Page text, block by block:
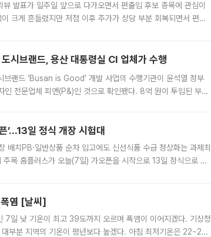
발표가 일주일 앞으로 다가오면서 편출입 후보 종목에 관심이
크게 흔들렸지만 저점 이후 주가가 상당 부분 회복되면서 편입
브랜드, 용산 대통령실 CI 업체가 수행
브랜드 ‘Busan is Good’ 개발 사업의 수행기관이 윤석열 정부
인 전문업체 피앤(P&)인 것으로 확인됐다. 8억 원이 투입된 부산
일 정식 개장 시험대
치PB·일반상품 순차 입고에도 신선식품 수급 정상화는 과제최
목 홈플러스가 오늘(7일) 가오픈을 시작으로 13일 정식으로 재
염 [날씨]
7일 낮 기온이 최고 39도까지 오르며 폭염이 이어지겠다. 기상청
부분 지역의 기온이 평년보다 높겠다. 아침 최저기온은 22~27